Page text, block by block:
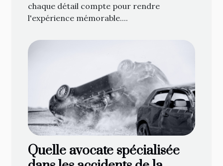
chaque détail compte pour rendre
l'expérience mémorable....
Quelle avocate spécialisée